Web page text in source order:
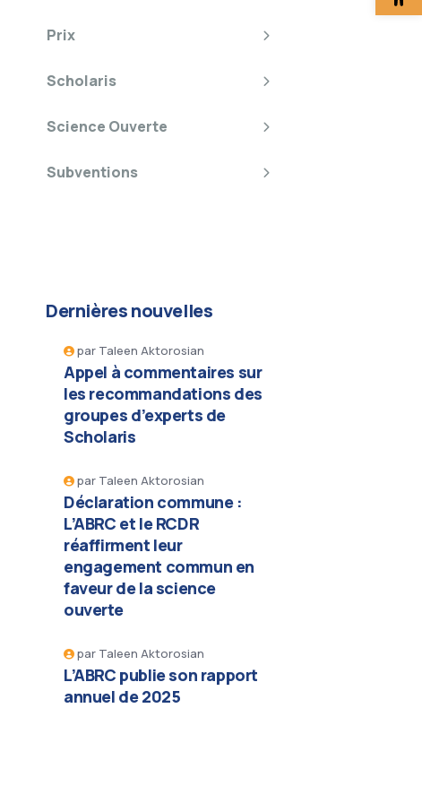
Prix
Scholaris
Science Ouverte
Subventions
Dernières nouvelles
par Taleen Aktorosian
Appel à commentaires sur
les recommandations des
groupes d’experts de
Scholaris
par Taleen Aktorosian
Déclaration commune :
L’ABRC et le RCDR
réaffirment leur
engagement commun en
faveur de la science
ouverte
par Taleen Aktorosian
L’ABRC publie son rapport
annuel de 2025